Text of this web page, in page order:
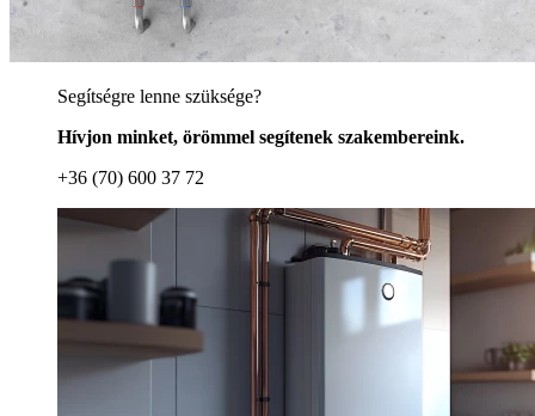
Segítségre lenne szüksége?
Hívjon minket, örömmel segítenek szakembereink.
+36 (70) 600 37 72